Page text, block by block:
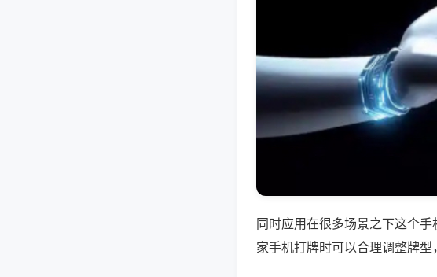
同时应用在很多场景之下这个
家手机打牌时可以合理调整牌型